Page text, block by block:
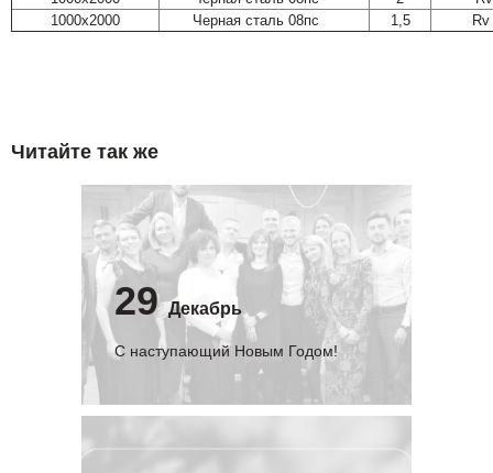
1000х2000
Черная сталь 08пс 1,5
Читайте так же
29 Декабрь
С наступающий Новым Годом!